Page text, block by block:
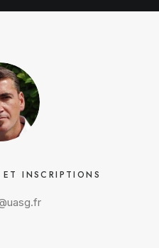
ET INSCRIPTIONS